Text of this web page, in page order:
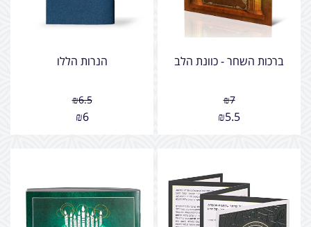
ברכות השחר - כוונת הלב
₪7
₪5.5
הנרות הללו
₪6.5
₪6